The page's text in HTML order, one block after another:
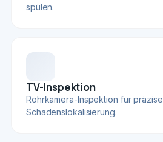
spülen.
TV-Inspektion
Rohrkamera-Inspektion für präzise
Schadenslokalisierung.